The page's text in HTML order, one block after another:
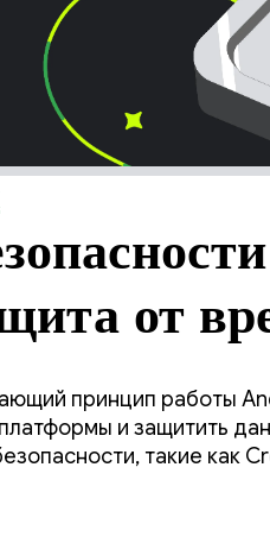
от
вашего
принцип работы
и защитить
такие как